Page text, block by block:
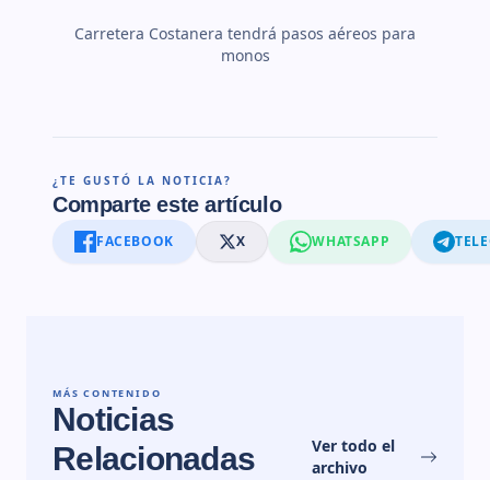
Carretera Costanera tendrá pasos aéreos para
monos
¿TE GUSTÓ LA NOTICIA?
Comparte este artículo
FACEBOOK X WHATSAPP
MÁS CONTENIDO
Noticias
Relacionadas
Ver todo el
archivo